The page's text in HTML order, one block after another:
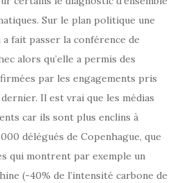
Sur le plan politique une
a fait passer la conférence de
alors qu’elle a permis des
par les engagements pris
Il est vrai que les médias
car ils sont plus enclins à
délégués de Copenhague, que
qui montrent par exemple un
(-40% de l’intensité carbone de